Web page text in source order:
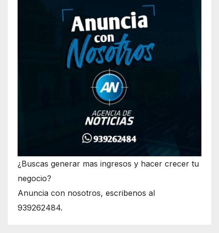
¿Buscas generar mas ingresos y hacer crecer tu
negocio?
Anuncia con nosotros, escribenos al
939262484.